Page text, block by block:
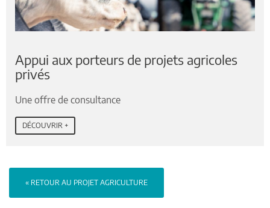
Appui aux porteurs de projets agricoles
privés
Une offre de consultance
DÉCOUVRIR +
« RETOUR AU PROJET AGRICULTURE